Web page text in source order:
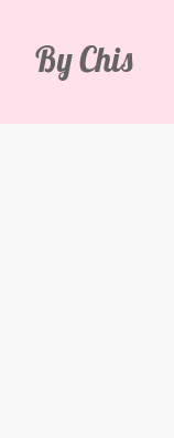
By Chis